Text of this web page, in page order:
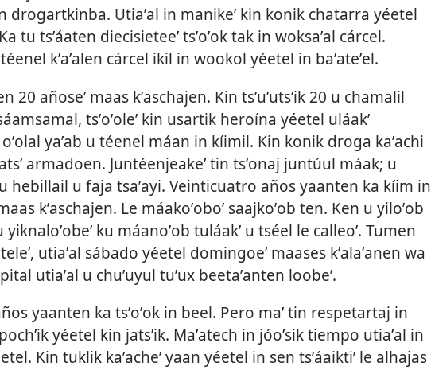
drogartkinba. Utiaʼal in manikeʼ kin konik chatarra yéetel
tu tsʼáaten diecisieteeʼ tsʼoʼok tak in woksaʼal cárcel.
kʼaʼalen cárcel ikil in wookol yéetel in baʼateʼel.
20 añoseʼ maas kʼaschajen. Kin tsʼuʼutsʼik 20 u chamalil
tsʼoʼoleʼ kin usartik heroína yéetel uláakʼ
yaʼab u téenel máan in kíimil. Kin konik droga kaʼachi
armadoen. Juntéenjeakeʼ tin tsʼonaj juntúul máak; u
hebillail u faja tsaʼayi. Veinticuatro años yaanten ka kíim in
kʼaschajen. Le máakoʼoboʼ saajkoʼob ten. Ken u yiloʼob
yiknaloʼobeʼ ku máanoʼob tuláakʼ u tséel le calleoʼ. Tumen
utiaʼal sábado yéetel domingoeʼ maases kʼalaʼanen wa
utiaʼal u chuʼuyul tuʼux beetaʼanten loobeʼ.
yaanten ka tsʼoʼok in beel. Pero maʼ tin respetartaj in
yéetel kin jatsʼik. Maʼatech in jóoʼsik tiempo utiaʼal in
Kin tuklik kaʼacheʼ yaan yéetel in sen tsʼáaiktiʼ le alhajas